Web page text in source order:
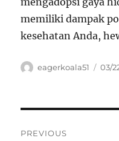
memiliki dampak
kesehatan Anda,
Author
eagerkoala51 03/
PREVIOUS